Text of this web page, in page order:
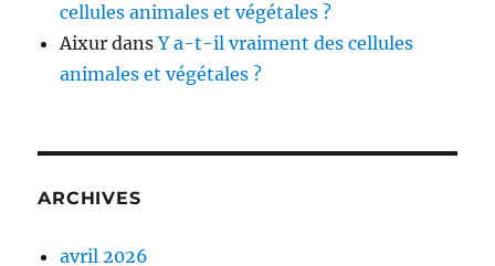
cellules animales et végétales ?
Aixur dansY a-t-il vraiment des cellules
animales et végétales ?
ARCHIVES
avril 2026